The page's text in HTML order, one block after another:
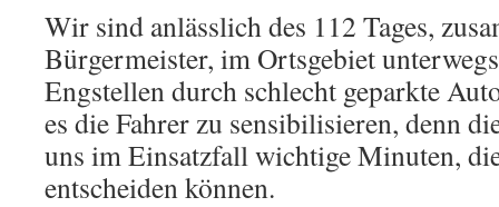
Wir sind anlässlich des 112 Tages,
Bürgermeister, im Ortsgebiet
Engstellen durch schlecht geparkte
es die Fahrer zu sensibilisieren, denn
uns im Einsatzfall wichtige Minuten,
entscheiden können.